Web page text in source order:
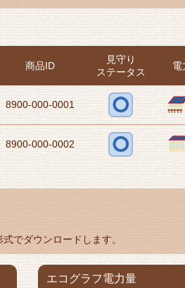
商品ID
見守り
ステータス
電
8900-000-0001
8900-000-0002
でダウンロードします。
エコグラフ電力量